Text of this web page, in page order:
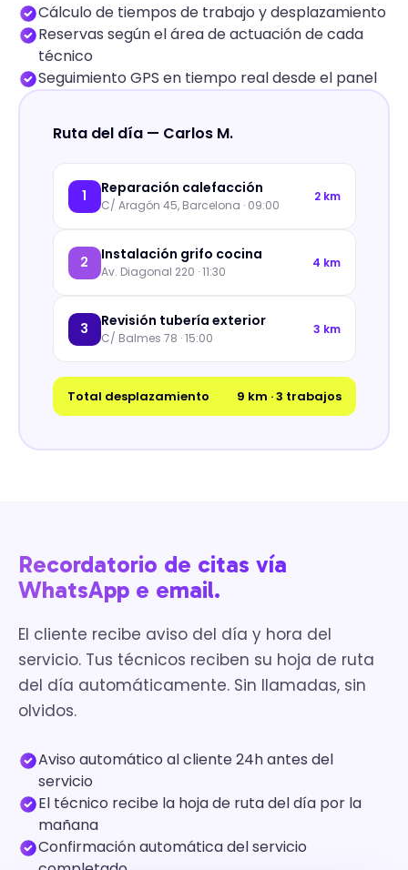
Cálculo de tiempos de trabajo y desplazamiento
Reservas según el área de actuación de cada
técnico
Seguimiento GPS en tiempo real desde el panel
Ruta del día — Carlos M.
1 Reparación calefacción
C/ Aragón 45, Barcelona · 09:00
2 km
2 Instalación grifo cocina
Av. Diagonal 220 · 11:30
4 km
3 Revisión tubería exterior
C/ Balmes 78 · 15:00
3 km
Total desplazamiento 9 km · 3 trabajos
Recordatorio de citas vía
WhatsApp e email.
El cliente recibe aviso del día y hora del
servicio. Tus técnicos reciben su hoja de ruta
del día automáticamente. Sin llamadas, sin
olvidos.
Aviso automático al cliente 24h antes del
servicio
El técnico recibe la hoja de ruta del día por la
mañana
Confirmación automática del servicio